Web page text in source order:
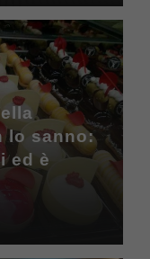
lo sanno:
ed è